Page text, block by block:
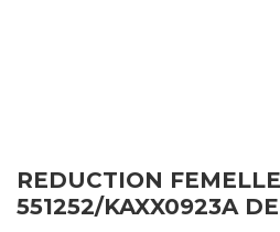
REDUCTION
551252/KAXX0923A